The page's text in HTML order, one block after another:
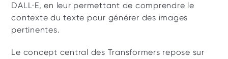
DALL·E, en leur permettant de comprendre le
contexte du texte pour générer des images
pertinentes.
Le concept central des Transformers repose sur